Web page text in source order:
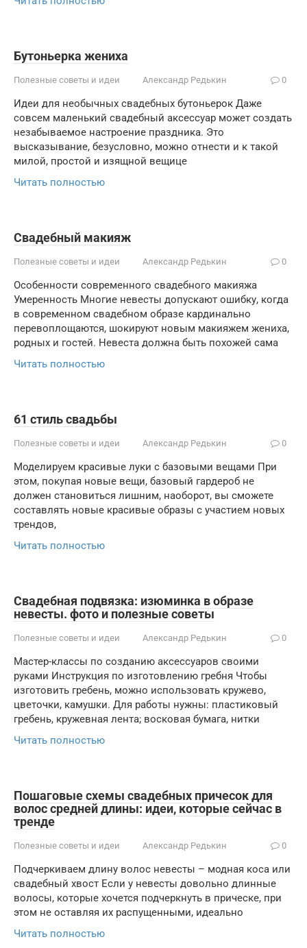
Бутоньерка жениха
Полезные советы и идеи Александр Редькин 0
Идеи для необычных свадебных бутоньерок Даже
совсем маленький свадебный аксессуар может создать
незабываемое настроение праздника. Это
высказывание, безусловно, можно отнести и к такой
милой, простой и изящной вещице
Читать полностью
Свадебный макияж
Полезные советы и идеи Александр Редькин 0
Особенности современного свадебного макияжа
Умеренность Многие невесты допускают ошибку, когда
в современном свадебном образе кардинально
перевоплощаются, шокируют новым макияжем жениха,
родных и гостей. Невеста должна быть похожей сама
Читать полностью
61 стиль свадьбы
Полезные советы и идеи Александр Редькин 0
Моделируем красивые луки с базовыми вещами При
этом, покупая новые вещи, базовый гардероб не
должен становиться лишним, наоборот, вы сможете
составлять новые красивые образы с участием новых
трендов,
Читать полностью
Свадебная подвязка: изюминка в образе
невесты. фото и полезные советы
Полезные советы и идеи Александр Редькин 0
Мастер-классы по созданию аксессуаров своими
руками Инструкция по изготовлению гребня Чтобы
изготовить гребень, можно использовать кружево,
цветочки, камушки. Для работы нужны: пластиковый
гребень, кружевная лента; восковая бумага, нитки
Читать полностью
Пошаговые схемы свадебных причесок для
волос средней длины: идеи, которые сейчас в
тренде
Полезные советы и идеи Александр Редькин 0
Подчеркиваем длину волос невесты – модная коса или
свадебный хвост Если у невесты довольно длинные
волосы, которые хочется подчеркнуть в прическе, при
этом не оставляя их распущенными, идеально
Читать полностью